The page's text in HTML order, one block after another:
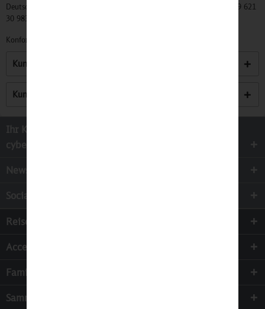
Deutschland, Info@mycybergroup.com, https://mycybergroup.com, +49 621
30 983 0
Konformitätserklärungen zu unseren Produkten finden Sie
Kunden kauften auch
Kunden haben sich ebenfalls angesehen
Ihr Kontakt zur
cyber-Wear Heidelberg GmbH
Newsletter
Socialmedia
Reisen
Accessoires
Familie & Kinder
Sammeln